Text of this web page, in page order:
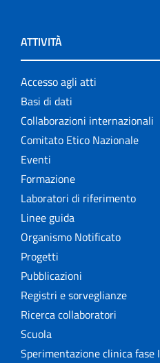
ATTIVITÀ
Accesso agli atti
Basi di dati
Collaborazioni internazionali
Comitato Etico Nazionale
Eventi
Formazione
Laboratori di riferimento
Linee guida
Organismo Notificato
Progetti
Pubblicazioni
Registri e sorveglianze
Ricerca collaboratori
Scuola
Sperimentazione clinica fase I